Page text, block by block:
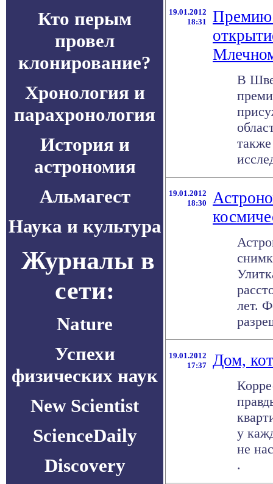
Кто перым
провел
клонирование?
Хронология и
парахронология
История и
астрономия
Альмагест
Наука и культура
Журналы в
сети:
Nature
Успехи
физических наук
New Scientist
ScienceDaily
Discovery
19.01.2012
18:31
Премию
В
19.01.2012
18:30
лет.
19.01.2012
17:37
Дом,
у
не
.